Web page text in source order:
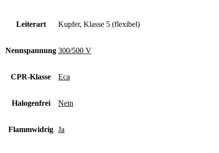
Leiterart Kupfer, Klasse 5 (flexibel)
Nennspannung 300/500 V
CPR-Klasse Eca
Halogenfrei Nein
Flammwidrig Ja